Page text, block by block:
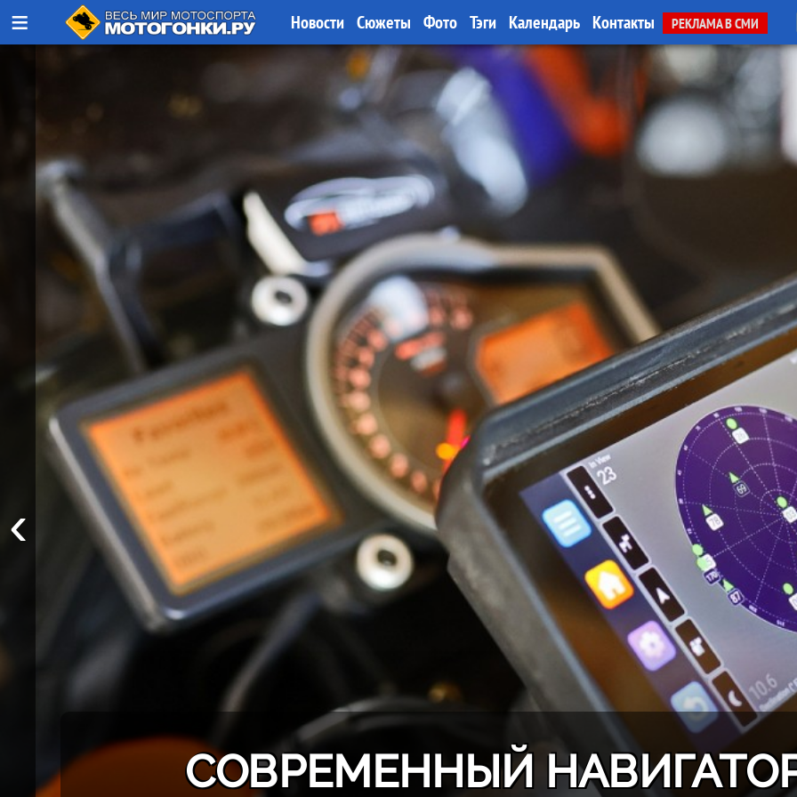
≡ Новости Сюжеты Фото Тэги Календарь Контакты РЕКЛАМА В СМИ
‹
СОВРЕМЕННЫЙ